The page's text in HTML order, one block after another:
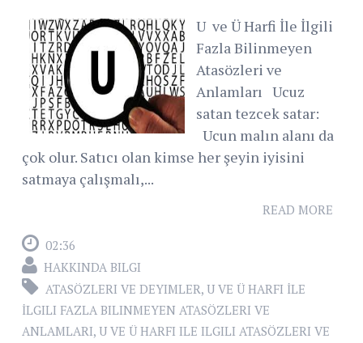
U ve Ü Harfi İle İlgili
Fazla Bilinmeyen
Atasözleri ve
Anlamları Ucuz
satan tezcek satar:
Ucun malın alanı da
çok olur. Satıcı olan kimse her şeyin iyisini
satmaya çalışmalı,...
READ MORE
02:36
HAKKINDA BILGI
ATASÖZLERI VE DEYIMLER, U VE Ü HARFI İLE
İLGILI FAZLA BILINMEYEN ATASÖZLERI VE
ANLAMLARI, U VE Ü HARFI ILE ILGILI ATASÖZLERI VE